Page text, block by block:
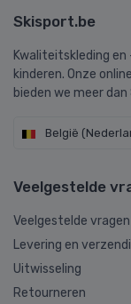
Skisport.be
Kwaliteitskleding
kinderen. Onze
bieden we meer
België
Veelgestelde
Veelgestelde vragen
Levering en
Uitwisseling
Retourneren